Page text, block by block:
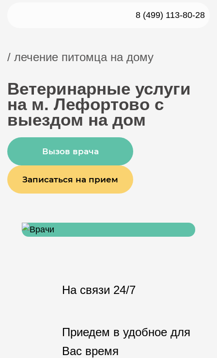
8 (499) 113-80-28
/ лечение питомца на дому
Ветеринарные услуги
на м. Лефортово с
выездом на дом
Вызов врача
Записаться на прием
На связи 24/7
Приедем в удобное для
Вас время